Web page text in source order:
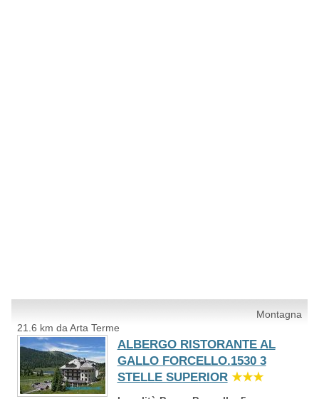
Montagna
21.6 km da Arta Terme
ALBERGO RISTORANTE AL
GALLO FORCELLO.1530 3
STELLE SUPERIOR ★★★